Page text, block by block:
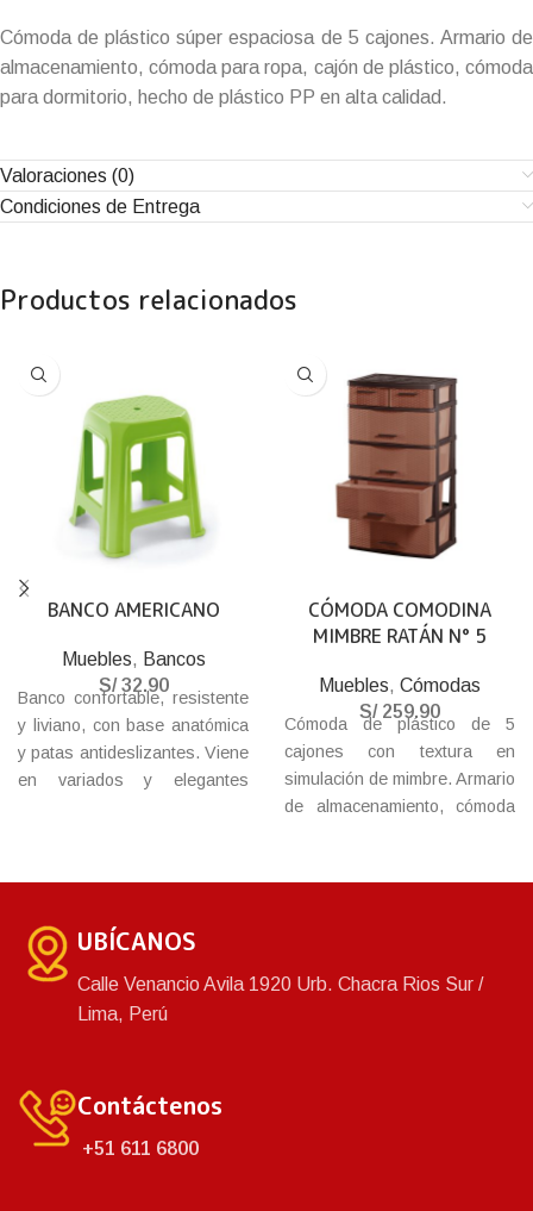
Cómoda de plástico súper espaciosa de 5 cajones. Armario de
almacenamiento, cómoda para ropa, cajón de plástico, cómoda
para dormitorio, hecho de plástico PP en alta calidad.
Valoraciones (0)
Condiciones de Entrega
Productos relacionados
BANCO AMERICANO
Muebles, Bancos
S/32.90
Banco confortable, resistente
y liviano, con base anatómica
y patas antideslizantes. Viene
en variados y elegantes
CÓMODA COMODINA
MIMBRE RATÁN N° 5
Muebles, Cómodas
S/259.90
Cómoda de plástico de 5
cajones con textura en
simulación de mimbre. Armario
de almacenamiento, cómoda
hecho de plástico PP en alta
UBÍCANOS
Calle Venancio Avila 1920 Urb. Chacra Rios Sur /
Lima, Perú
Contáctenos
+51 611 6800